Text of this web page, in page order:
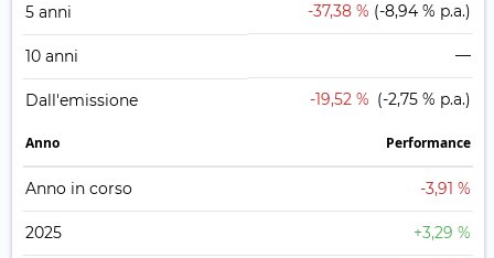
5 anni -37,38 % (-8,94 % p.a.)
10 anni —
Dall'emissione -19,52 % (-2,75 % p.a.)
Anno Performance
Anno in corso -3,91 %
2025 +3,29 %